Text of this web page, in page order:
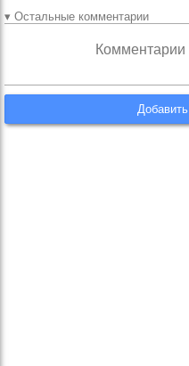
▾ Остальные комментарии
Комментарии